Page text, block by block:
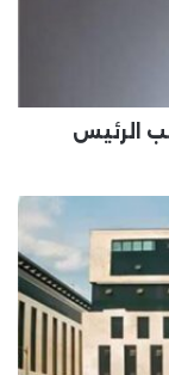
الرئيس